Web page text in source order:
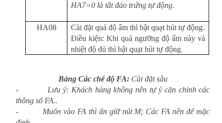
HA7=0 là tắt đảo trứng tự động.
HA08
Cài đặt quá độ ẩm thì bật quạt hút tự động.
Điều kiện: Khi quá ngưỡng độ ẩm này và
nhiệt độ đủ thì bật quạt hút tự động.
Bảng Các chế độ FA:Cài đặt sâu
- Lưu ý: Khách hàng không nên tự ý căn chỉnh các
thông số FA..
- Muốn vào FA thì ấn giữ nút M; Các FA nên để mặc